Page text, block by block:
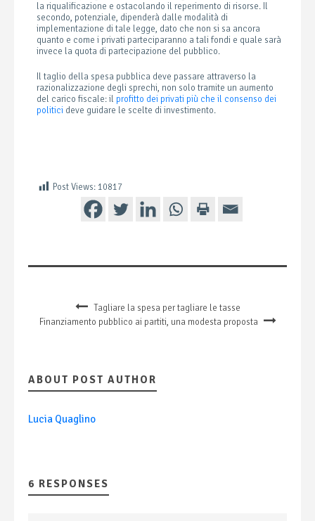
la riqualificazione e ostacolando il reperimento di risorse. Il
secondo, potenziale, dipenderà dalle modalità di
implementazione di tale legge, dato che non si sa ancora
quanto e come i privati parteciparanno a tali fondi e quale sarà
invece la quota di partecipazione del pubblico.
Il taglio della spesa pubblica deve passare attraverso la
razionalizzazione degli sprechi, non solo tramite un aumento
del carico fiscale: il profitto dei privati più che il consenso dei
politici deve guidare le scelte di investimento.
Post Views: 10817
Tagliare la spesa per tagliare le tasse
Finanziamento pubblico ai partiti, una modesta proposta
ABOUT POST AUTHOR
Lucia Quaglino
6 RESPONSES